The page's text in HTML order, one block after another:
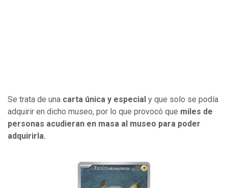
Se trata de una carta única y especial y que solo se podía
adquirir en dicho museo, por lo que provocó que miles de
personas acudieran en masa al museo para poder
adquirirla.